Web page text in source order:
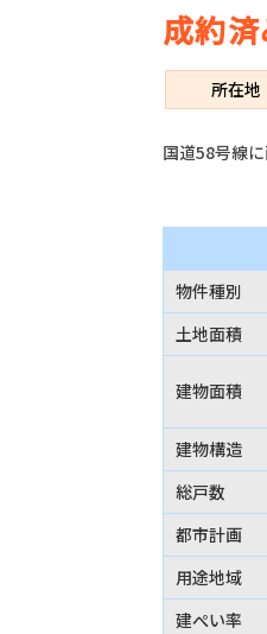
成約
所在地
国道58号線
物件種別
土地面積
建物面積
建物構造
総戸数
都市計画
用途地域
建ぺい率